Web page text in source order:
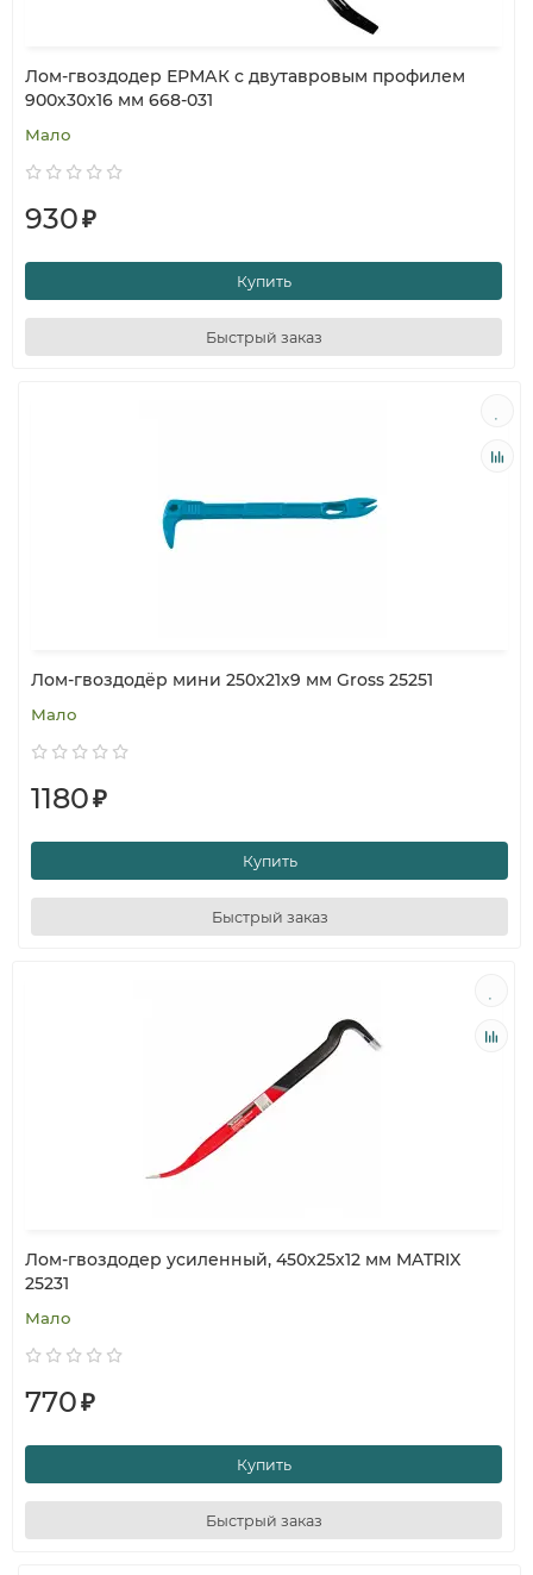
Лом-гвоздодер ЕРМАК с двутавровым профилем
900х30х16 мм 668-031
Мало
930₽
Купить
Быстрый заказ
Лом-гвоздодёр мини 250x21x9 мм Gross 25251
Мало
1180₽
Купить
Быстрый заказ
Лом-гвоздодер усиленный, 450х25х12 мм MATRIX
25231
Мало
770₽
Купить
Быстрый заказ